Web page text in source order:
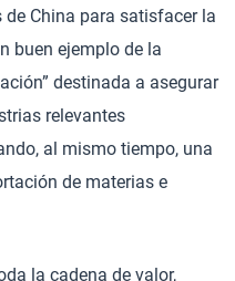
China para satisfacer la
buen ejemplo de la
destinada a asegurar
relevantes
al mismo tiempo, una
de materias e
la cadena de valor,